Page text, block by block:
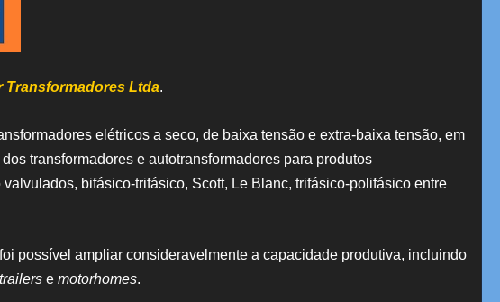
Transformadores Ltda.
elétricos a seco, de baixa tensão e extra-baixa tensão, em
transformadores e autotransformadores para produtos
bifásico-trifásico, Scott, Le Blanc, trifásico-polifásico entre
possível ampliar consideravelmente a capacidade produtiva, incluindo
trailers e motorhomes.